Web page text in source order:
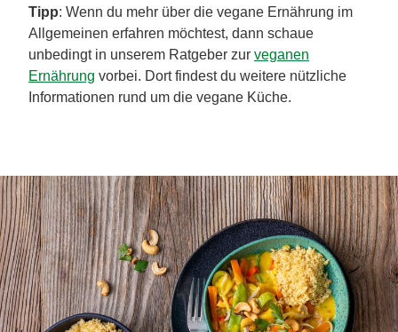
Tipp: Wenn du mehr über die vegane Ernährung im
Allgemeinen erfahren möchtest, dann schaue
unbedingt in unserem Ratgeber zur veganen
Ernährung vorbei. Dort findest du weitere nützliche
Informationen rund um die vegane Küche.